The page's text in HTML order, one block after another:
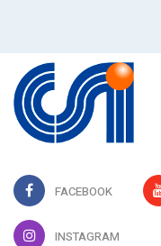
FACEBOOK
INSTAGRAM